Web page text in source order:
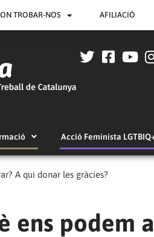
ON TROBAR-NOS AFILIACIÓ
Acció Feminista
A qui donar les gràcies?
ens podem